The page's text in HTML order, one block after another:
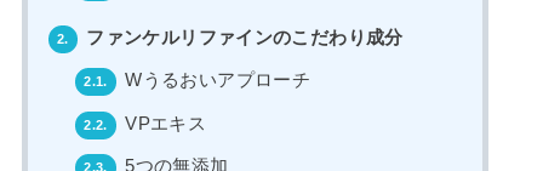
2. ファンケルリファインのこだわり成分
2.1. Wうるおいアプローチ
2.2. VPエキス
2.3. 5つの無添加